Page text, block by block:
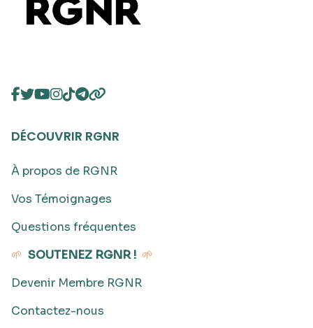
DÉCOUVRIR RGNR
À propos de RGNR
Vos Témoignages
Questions fréquentes
🌱 SOUTENEZ RGNR ! 🌱
Devenir Membre RGNR
Contactez-nous